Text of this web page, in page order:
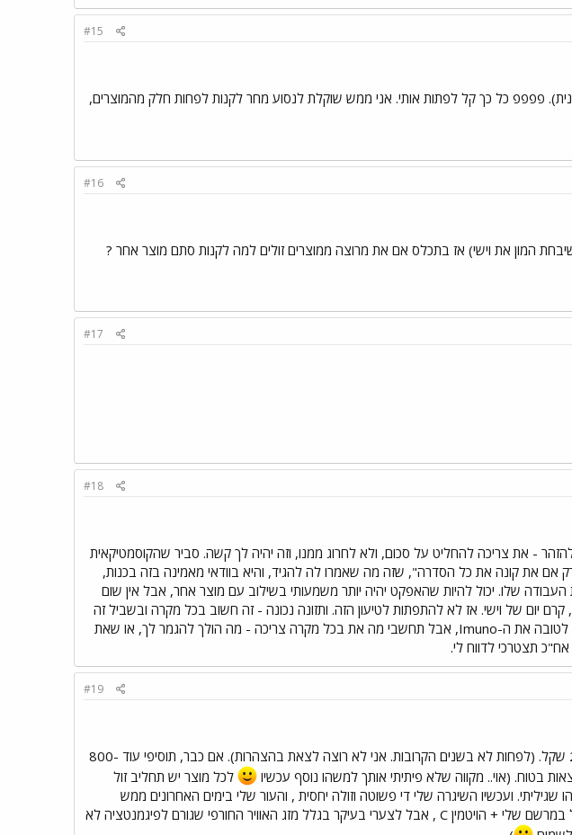
#15
פפפפ כל כך קל לפתות אותי. אני ממש שוקלת לנסוע מחר לקנות לפחות חלק מהמוצרים,
#16
המון את וישי) אז בתכלס אם את מרוצה ממוצרים זולים למה לקנות סתם מוצר אחר ?
#17
#18
- את צריכה להחליט על סכום, ולא לחרוג ממנו, וזה יהיה לך קשה. סביר שהקוסמטיקאית
אם את קונה את כל הסדרה", שזה מה שאמרו לה להגיד, והיא בוודאי מאמינה בזה בכנות,
העבודה שלו. יכול להיות שהאפקט יהיה יותר משמעותי בשילוב עם מוצר אחר, אבל אין שום
יום של וישי. אז לא להתפתות לטיעון הזה. ותזונה נכונה - זה חשוב בכל מקרה ובשביל זה
את לא צריכה ייעוץ קוסמטי. אם את קונה משהו, אני זוכרת לטובה את ה-Imuno, אבל תחשבי מה את בכל מקרה צריכה - מה הולך להגמר לך, או שאת
תצטרכי לדווח לי.
#19
בחיים לא הייתי קונה בקנייה אחת מוצרי טיפוח ב 2200 שקל. (לפחות לא בשנים הקרובות. אני לא רוצה לצאת בהצהרות). אם כבר, תוסיפי עוד 800-
לכל מוצר יש תחליב זול
משהו שגיליתי. ועכשיו השיגרה שלי די פשוטה וזולה יחסית , והעור שלי בימים האחרונים ממש
משתפר (לדעתי בעיקר בזכות קרם ההידרוקינון והרטינול במרשם שלי + הויטמין C , אבל לצערי בעיקר בגלל מזג האוויר החורפי שגורם לפיגמנטציה לא